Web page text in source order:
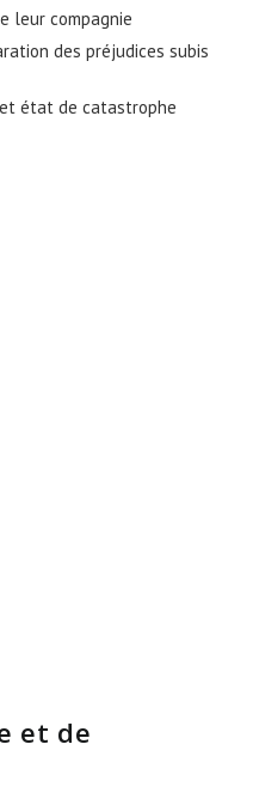
leur compagnie
des préjudices subis
état de catastrophe
et de